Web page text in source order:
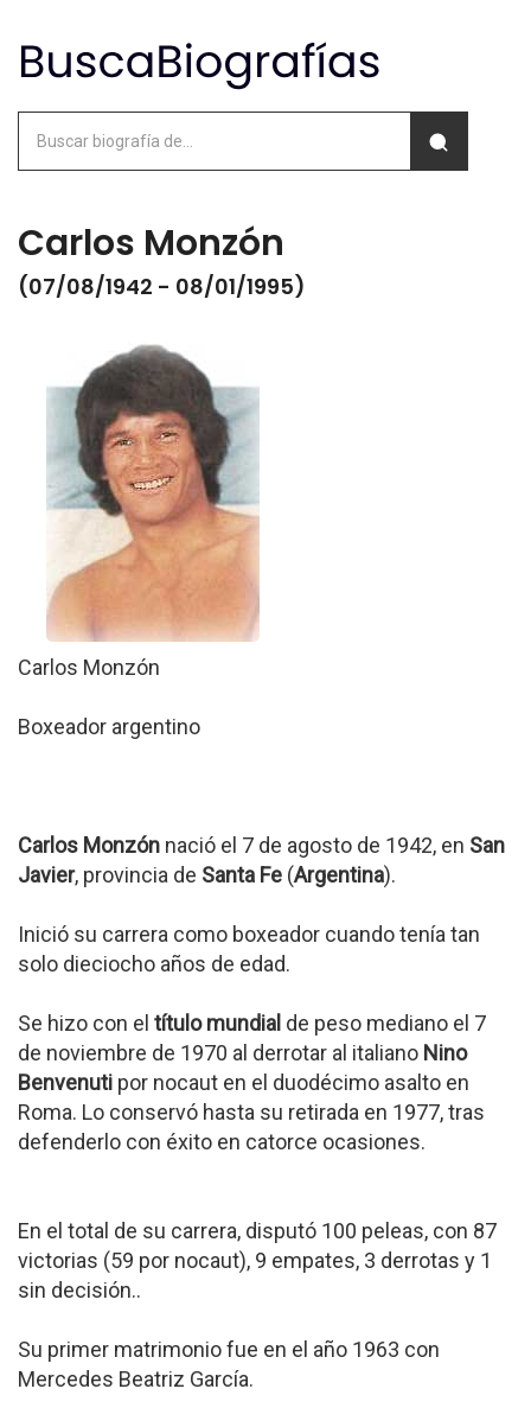
Carlos Monzón
(07/08/1942 - 08/01/1995)
Carlos Monzón
Boxeador argentino
Carlos Monzón nació el 7 de agosto de 1942, en San
Javier, provincia de Santa Fe (Argentina).
Inició su carrera como boxeador cuando tenía tan
solo dieciocho años de edad.
Se hizo con el título mundial de peso mediano el 7
de noviembre de 1970 al derrotar al italiano Nino
Benvenuti por nocaut en el duodécimo asalto en
Roma. Lo conservó hasta su retirada en 1977, tras
defenderlo con éxito en catorce ocasiones.
En el total de su carrera, disputó 100 peleas, con 87
victorias (59 por nocaut), 9 empates, 3 derrotas y 1
sin decisión..
Su primer matrimonio fue en el año 1963 con
Mercedes Beatriz García.